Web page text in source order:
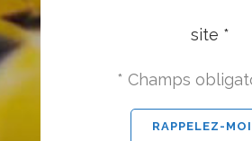
site *
* Champs